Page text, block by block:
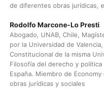
de diferentes obras jurídicas,
Rodolfo Marcone-Lo Presti
Abogado, UNAB, Chile,
por la Universidad de
Constitucional de la misma
Filosofía del derecho y política
España. Miembro de
obras jurídicas y sociales